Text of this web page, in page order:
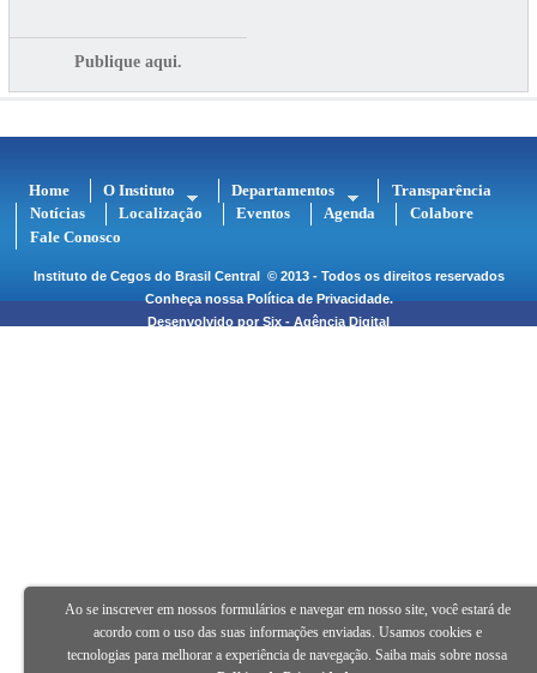
Publique aqui.
Ao se inscrever em nossos formulários e navegar em nosso site, você estará de
acordo com o uso das suas informações enviadas. Usamos cookies e
tecnologias para melhorar a experiência de navegação. Saiba mais sobre nossa
Home O Instituto Departamentos
Transparência
Notícias
Localização Eventos Agenda
Colabore
Fale Conosco
Instituto de Cegos do Brasil Central© 2013 - Todos os direitos reservados
Conheça nossaPolítica de Privacidade.
Desenvolvido por Six - Agência Digital